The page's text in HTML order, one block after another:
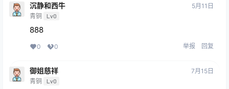
沉静和西牛
青铜 Lv0
5月11日
888
0 0 举报 回复
御姐慈祥
青铜 Lv0
7月15日